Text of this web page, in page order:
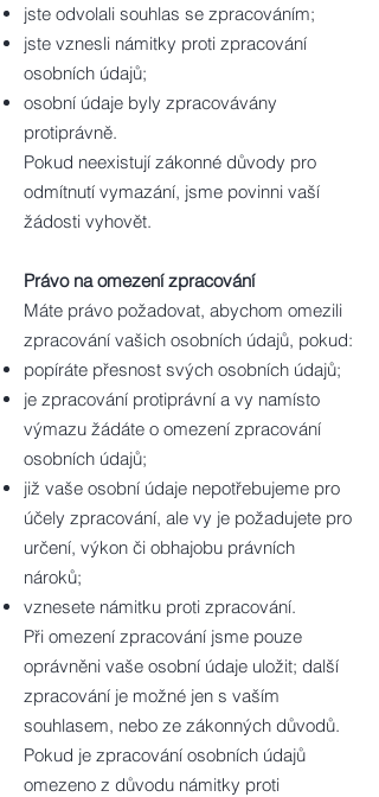
jste odvolali souhlas se zpracováním;
jste vznesli námitky proti zpracování
osobních údajů;
osobní údaje byly zpracovávány
protiprávně.
Pokud neexistují zákonné důvody pro
odmítnutí vymazání, jsme povinni vaší
žádosti vyhovět.
Právo na omezení zpracování
Máte právo požadovat, abychom omezili
zpracování vašich osobních údajů, pokud:
popíráte přesnost svých osobních údajů;
je zpracování protiprávní a vy namísto
výmazu žádáte o omezení zpracování
osobních údajů;
již vaše osobní údaje nepotřebujeme pro
účely zpracování, ale vy je požadujete pro
určení, výkon či obhajobu právních
nároků;
vznesete námitku proti zpracování.
Při omezení zpracování jsme pouze
oprávněni vaše osobní údaje uložit; další
zpracování je možné jen s vaším
souhlasem, nebo ze zákonných důvodů.
Pokud je zpracování osobních údajů
omezeno z důvodu námitky proti